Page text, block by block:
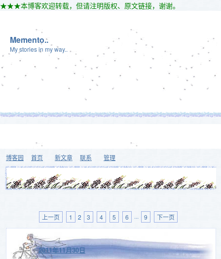
★★★本博客欢迎转载，但请注明版权、原文链接，谢谢。
Memento..
My stories in my way..
博客园 首页 新文章 联系 管理
上一页 1 2 3 4 5 6 ··· 9 下一页
2011年11月30日